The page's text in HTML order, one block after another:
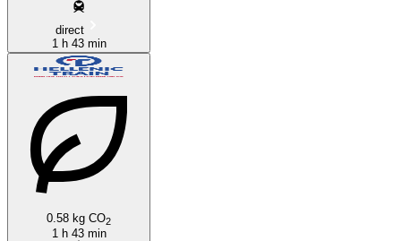
direct
1 h 43 min
0.58 kg CO2
1 h 43 min